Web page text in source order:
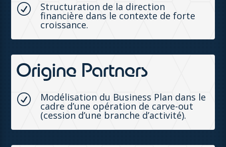
R Structuration de la direction
financière dans le contexte de forte
croissance.
Origine Partners
R Modélisation du Business Plan dans le
cadre d’une opération de carve-out
(cession d’une branche d’activité).